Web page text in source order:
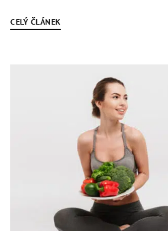
CELÝ ČLÁNEK